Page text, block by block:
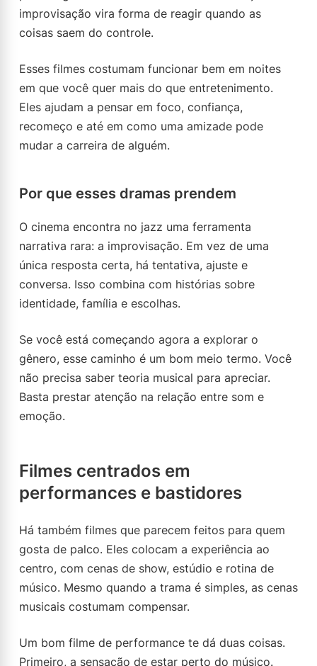
improvisação vira forma de reagir quando as
coisas saem do controle.
Esses filmes costumam funcionar bem em noites
em que você quer mais do que entretenimento.
Eles ajudam a pensar em foco, confiança,
recomeço e até em como uma amizade pode
mudar a carreira de alguém.
Por que esses dramas prendem
O cinema encontra no jazz uma ferramenta
narrativa rara: a improvisação. Em vez de uma
única resposta certa, há tentativa, ajuste e
conversa. Isso combina com histórias sobre
identidade, família e escolhas.
Se você está começando agora a explorar o
gênero, esse caminho é um bom meio termo. Você
não precisa saber teoria musical para apreciar.
Basta prestar atenção na relação entre som e
emoção.
Filmes centrados em
performances e bastidores
Há também filmes que parecem feitos para quem
gosta de palco. Eles colocam a experiência ao
centro, com cenas de show, estúdio e rotina de
músico. Mesmo quando a trama é simples, as cenas
musicais costumam compensar.
Um bom filme de performance te dá duas coisas.
Primeiro, a sensação de estar perto do músico.